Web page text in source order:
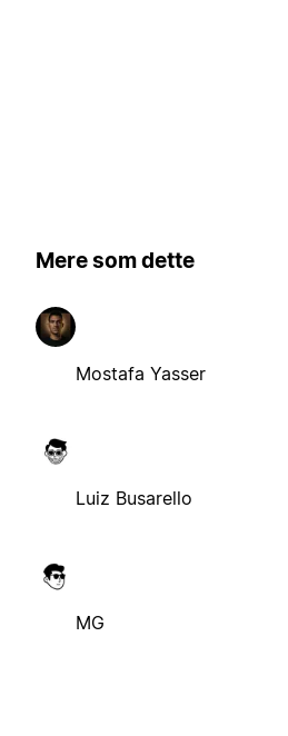
Mere som dette
Mostafa Yasser
Luiz Busarello
MG